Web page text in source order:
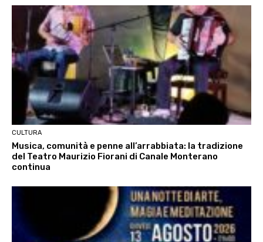
CULTURA
Musica, comunità e penne all’arrabbiata: la tradizione
del Teatro Maurizio Fiorani di Canale Monterano
continua